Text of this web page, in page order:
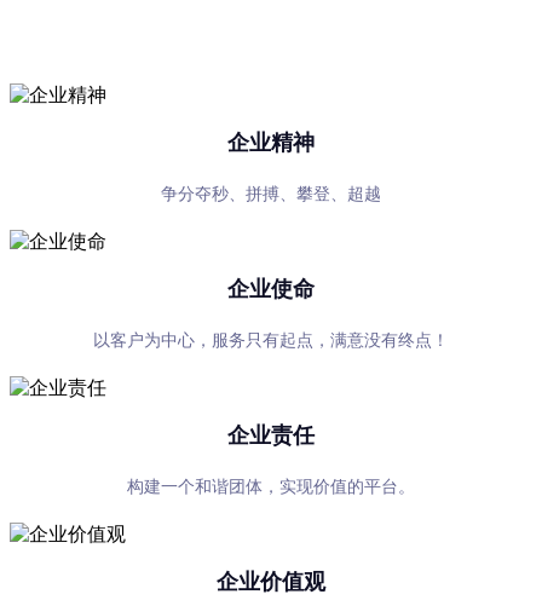
企业精神
争分夺秒、拼搏、攀登、超越
企业使命
以客户为中心，服务只有起点，满意没有终点！
企业责任
构建一个和谐团体，实现价值的平台。
企业价值观